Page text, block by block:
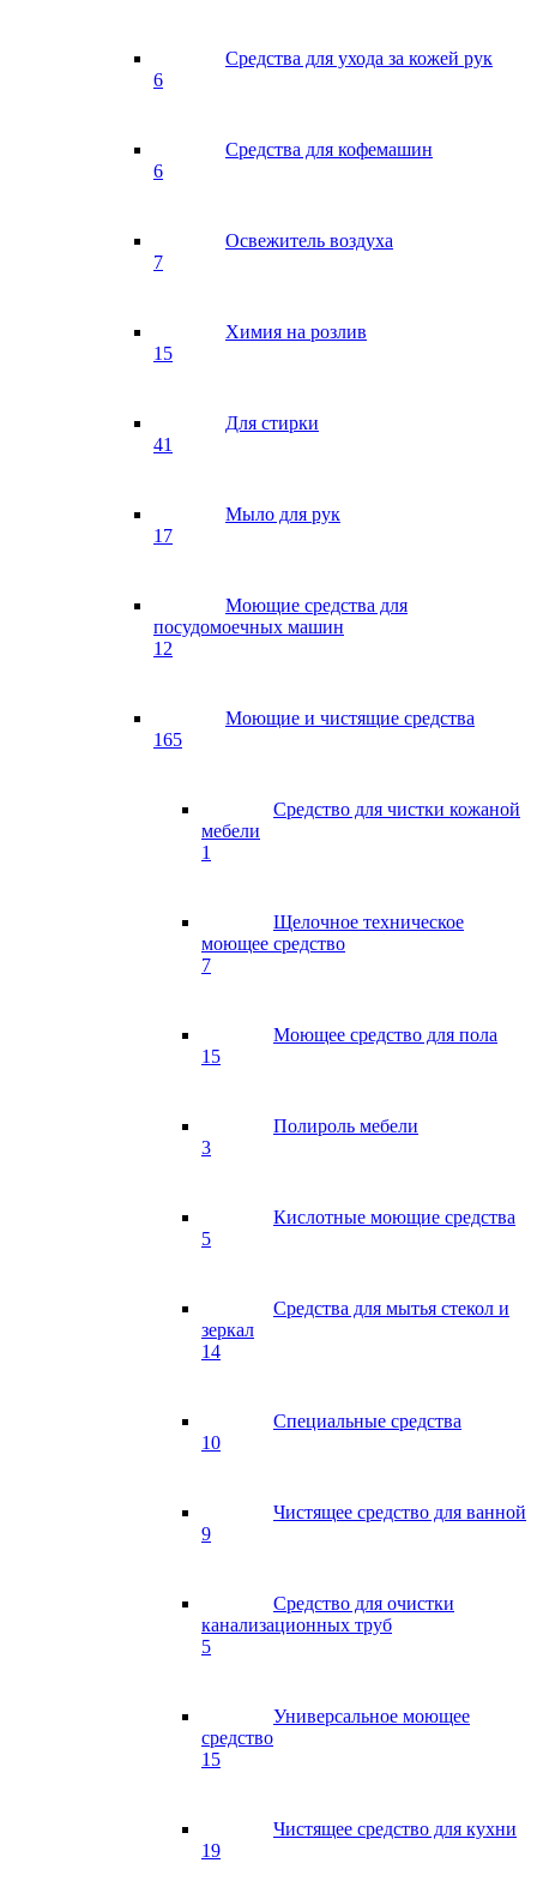
Средства для ухода за кожей рук
6
Средства для кофемашин
6
Освежитель воздуха
7
Химия на розлив
15
Для стирки
41
Мыло для рук
17
Моющие средства для
посудомоечных машин
12
Моющие и чистящие средства
165
Средство для чистки кожаной
мебели
1
Щелочное техническое
моющее средство
7
Моющее средство для пола
15
Полироль мебели
3
Кислотные моющие средства
5
Средства для мытья стекол и
зеркал
14
Специальные средства
10
Чистящее средство для ванной
9
Средство для очистки
канализационных труб
5
Универсальное моющее
средство
15
Чистящее средство для кухни
19